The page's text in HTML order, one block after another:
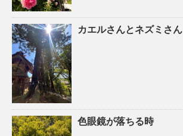
カエルさんとネズミさん
色眼鏡が落ちる時